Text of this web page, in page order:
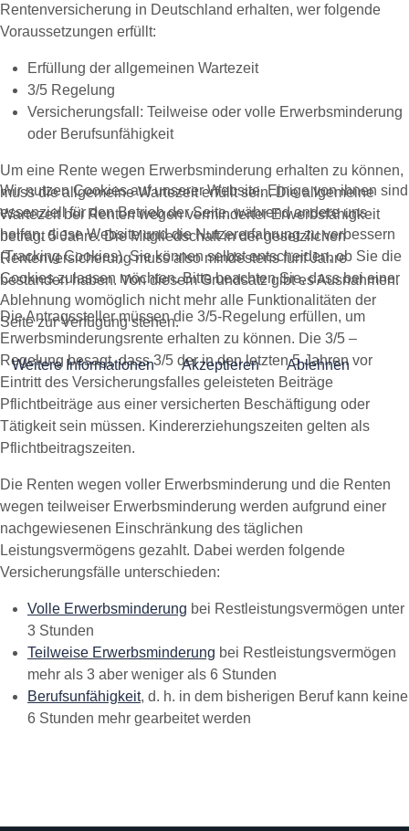
Rentenversicherung in Deutschland erhalten, wer folgende
Voraussetzungen erfüllt:
Erfüllung der allgemeinen Wartezeit
3/5 Regelung
Versicherungsfall: Teilweise oder volle Erwerbsminderung
oder Berufsunfähigkeit
Um eine Rente wegen Erwerbsminderung erhalten zu können,
muss die allgemeine Wartezeit erfüllt sein. Die allgemeine
Wartezeit bei Renten wegen verminderter Erwerbsfähigkeit
beträgt 5 Jahre. Die Mitgliedschaft in der gesetzlichen
Rentenversicherung muss also mindestens fünf Jahre
bestanden haben. Von diesem Grundsatz gibt es Ausnahmen.
Die Antragssteller müssen die 3/5-Regelung erfüllen, um
Erwerbsminderungsrente erhalten zu können. Die 3/5 –
Regelung besagt, dass 3/5 der in den letzten 5 Jahren vor
Eintritt des Versicherungsfalles geleisteten Beiträge
Pflichtbeiträge aus einer versicherten Beschäftigung oder
Tätigkeit sein müssen. Kindererziehungszeiten gelten als
Pflichtbeitragszeiten.
Die Renten wegen voller Erwerbsminderung und die Renten
wegen teilweiser Erwerbsminderung werden aufgrund einer
nachgewiesenen Einschränkung des täglichen
Leistungsvermögens gezahlt. Dabei werden folgende
Versicherungsfälle unterschieden:
Volle Erwerbsminderung bei Restleistungsvermögen unter
3 Stunden
Teilweise Erwerbsminderung bei Restleistungsvermögen
mehr als 3 aber weniger als 6 Stunden
Berufsunfähigkeit, d. h. in dem bisherigen Beruf kann keine
6 Stunden mehr gearbeitet werden
Wir nutzen Cookies auf unserer Website. Einige von ihnen sind
essenziell für den Betrieb der Seite, während andere uns
helfen, diese Website und die Nutzererfahrung zu verbessern
(Tracking Cookies). Sie können selbst entscheiden, ob Sie die
Cookies zulassen möchten. Bitte beachten Sie, dass bei einer
Ablehnung womöglich nicht mehr alle Funktionalitäten der
Seite zur Verfügung stehen.
Weitere Informationen Akzeptieren Ablehnen